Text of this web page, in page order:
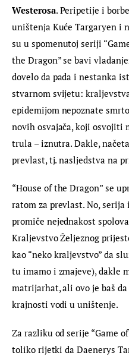
Westerosa. Peripetije i
uništenja Kuće Targaryen i
su u spomenutoj seriji
the Dragon” se bavi
dovelo da pada i nestanka
stvarnom svijetu:
epidemijom nepoznate
novih osvajača, koji osvojiti
trula – iznutra. Dakle,
prevlast, tj. nasljedstva na
“House of the Dragon” se
ratom za prevlast. No,
promiče nejednakost
Kraljevstvo Željeznog
kao “neko kraljevstvo” da
tu imamo i zmajeve), dakle
matrijarhat, ali ovo je baš
krajnosti vodi u uništenje.
Za razliku od serije “Game
toliko rijetki da Daenerys